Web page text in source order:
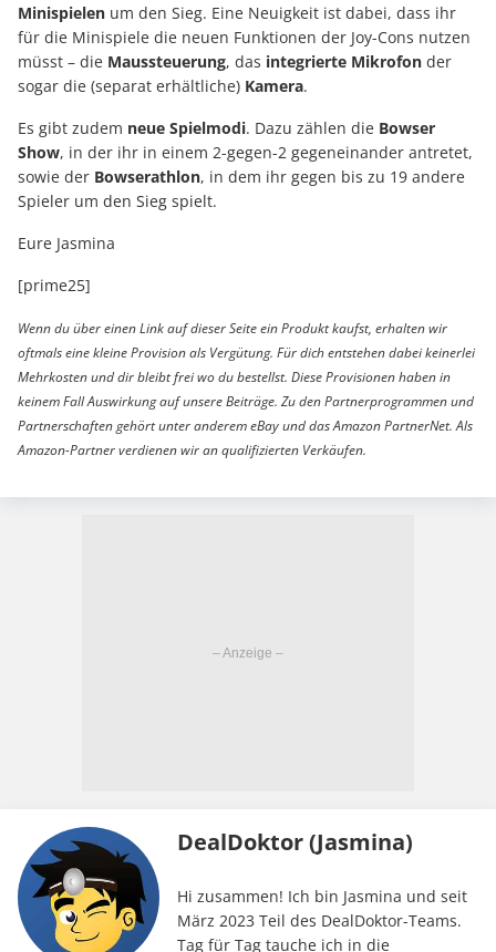
Minispielen um den Sieg. Eine Neuigkeit ist dabei, dass ihr
für die Minispiele die neuen Funktionen der Joy-Cons nutzen
müsst – die Maussteuerung, das integrierte Mikrofon der
sogar die (separat erhältliche) Kamera.
Es gibt zudem neue Spielmodi. Dazu zählen die Bowser
Show, in der ihr in einem 2-gegen-2 gegeneinander antretet,
sowie der Bowserathlon, in dem ihr gegen bis zu 19 andere
Spieler um den Sieg spielt.
Eure Jasmina
[prime25]
Wenn du über einen Link auf dieser Seite ein Produkt kaufst, erhalten wir
oftmals eine kleine Provision als Vergütung. Für dich entstehen dabei keinerlei
Mehrkosten und dir bleibt frei wo du bestellst. Diese Provisionen haben in
keinem Fall Auswirkung auf unsere Beiträge. Zu den Partnerprogrammen und
Partnerschaften gehört unter anderem eBay und das Amazon PartnerNet. Als
Amazon-Partner verdienen wir an qualifizierten Verkäufen.
DealDoktor (Jasmina)
Hi zusammen! Ich bin Jasmina und seit
März 2023 Teil des DealDoktor-Teams.
Tag für Tag tauche ich in die